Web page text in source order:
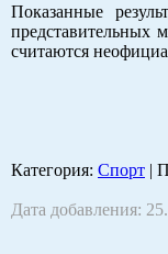
Показанные
представительных
считаются
Категория: Спорт |
Дата добавления: